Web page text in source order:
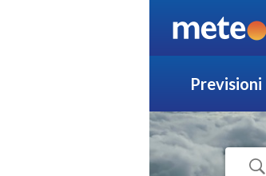
Previsioni